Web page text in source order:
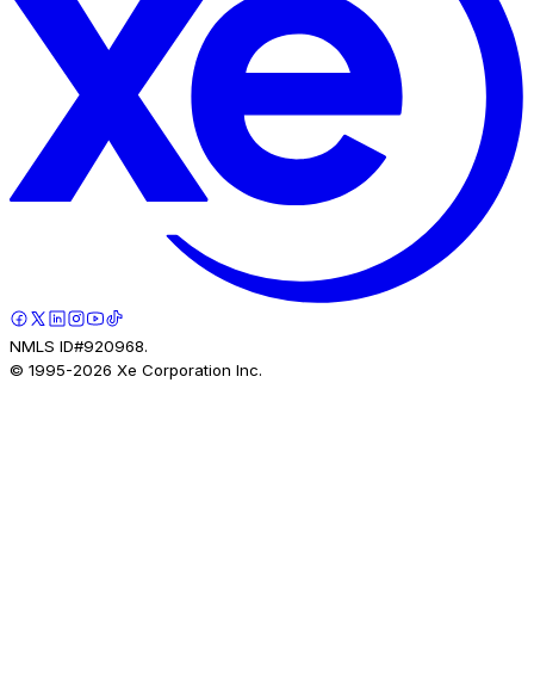
NMLS ID#920968.
© 1995-2026 Xe Corporation Inc.